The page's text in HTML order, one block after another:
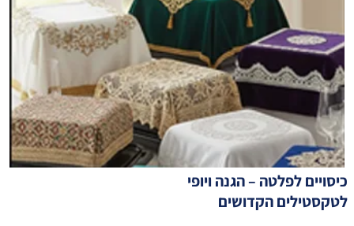
כיסויים לפלטה – הגנה ויופי
לטקסטילים הקדושים